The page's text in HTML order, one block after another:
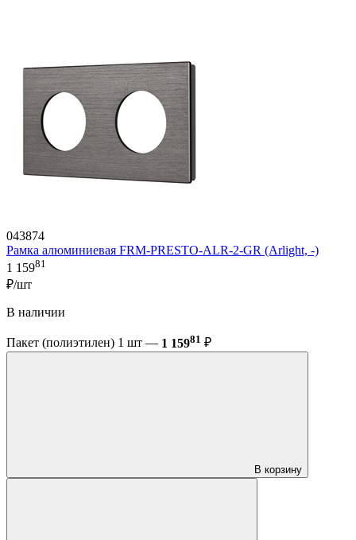
043874
Рамка алюминиевая FRM-PRESTO-ALR-2-GR (Arlight, -)
1 15981
₽/шт
В наличии
Пакет (полиэтилен) 1 шт — 1 15981 ₽
В корзину